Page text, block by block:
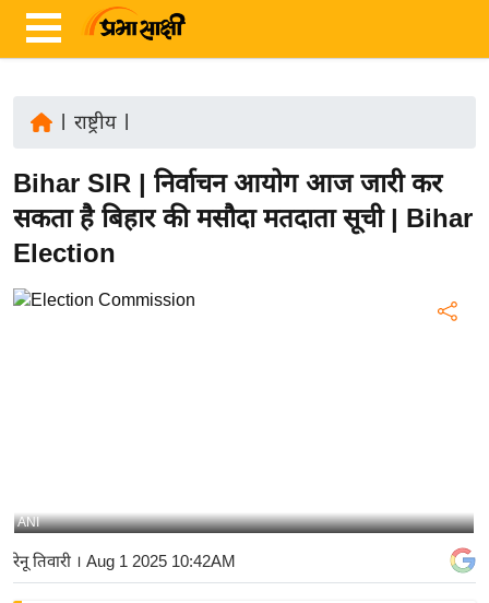
ज़ा
ख
ब
र
रा
य
बि
ज़
राष्ट्रीय|
Bihar SIR | निर्वाचन आयोग आज जारी कर
सकता है बिहार की मसौदा मतदाता सूची | Bihar
Election
ANI
रेनू तिवारी । Aug 1 2025 10:42AM